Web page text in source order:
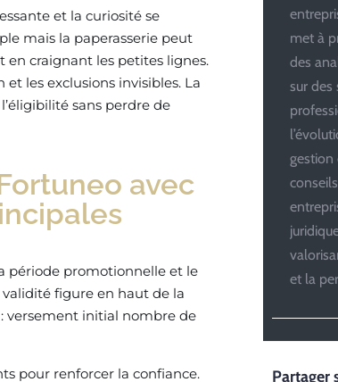
et la curiosité se
mais la paperasserie peut
craignant les petites lignes.
les exclusions invisibles. La
sans perdre de
avec
période promotionnelle et le
figure en haut de la
versement initial nombre de
pour renforcer la confiance.
met à
des
sur des
gestion
et la
Partager